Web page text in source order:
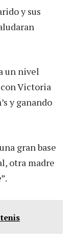
y sus
un nivel
Victoria
y ganando
gran base
otra madre